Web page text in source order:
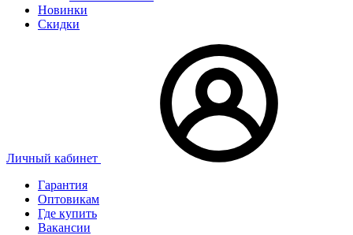
Новинки
Скидки
Личный кабинет
Гарантия
Оптовикам
Где купить
Вакансии